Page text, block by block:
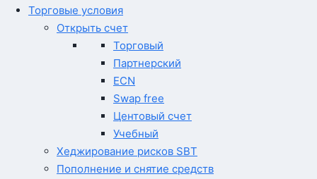
Торговые условия
Открыть счет
Торговый
Партнерский
ECN
Swap free
Центовый счет
Учебный
Хеджирование рисков SBT
Пополнение и снятие средств